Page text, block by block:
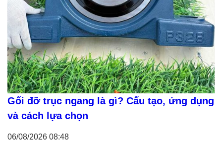
Gối đỡ trục ngang là gì? Cấu tạo, ứng dụng
và cách lựa chọn
06/08/2026 08:48